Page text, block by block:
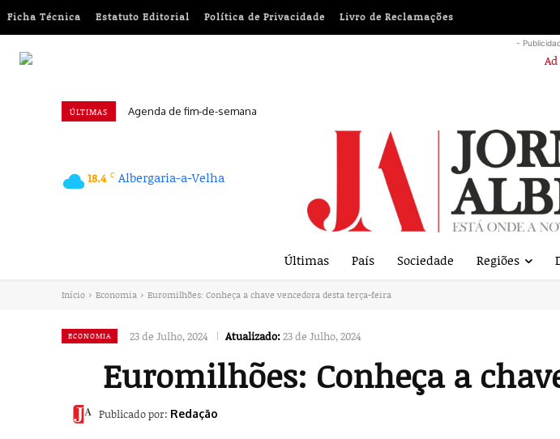
Ficha Técnica Estatuto Editorial Política de Privacidade Livro de Reclamações
-
ÚLTIMAS Agenda de fim-de-semana
18.4 C Albergaria-a-Velha
Últimas País Sociedade Regiões
Início Economia Euromilhões: Conheça a chave vencedora desta terça-feira
ECONOMIA 23 de Julho, 2024 Atualizado:23 de Julho, 2024
Euromilhões: Conheça a
Publicado por: Redação